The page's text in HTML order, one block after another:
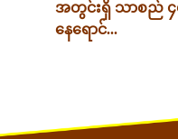
အတွင်းရှိ သာစည် ၄၀
နေရောင်...